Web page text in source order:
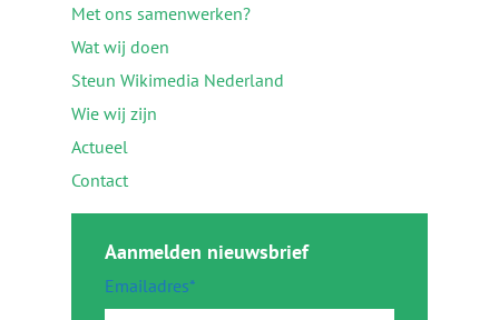
Met ons samenwerken?
Wat wij doen
Steun Wikimedia Nederland
Wie wij zijn
Actueel
Contact
Aanmelden nieuwsbrief
Emailadres*